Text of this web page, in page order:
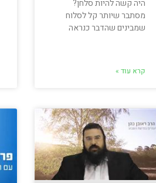
היה קשה להיות סלחן?
מסתבר שיותר קל לסלוח
שמבינים שהדבר כנראה
קרא עוד »